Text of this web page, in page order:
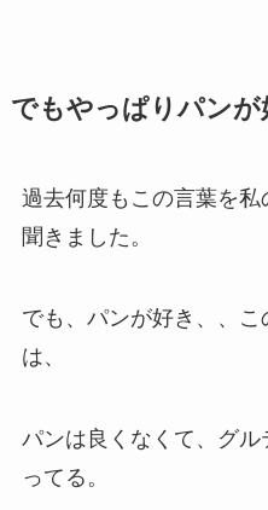
でもやっぱりパンが
過去何度もこの言葉を
聞きました。
でも、パンが好き、、
は、
パンは良くなくて、グル
ってる。